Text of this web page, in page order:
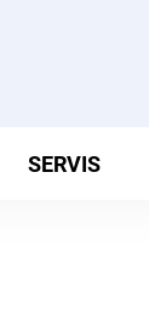
SERVIS